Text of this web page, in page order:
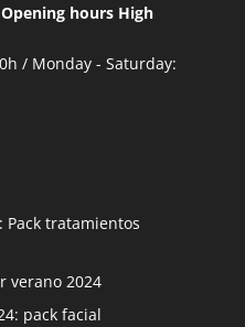
hours High
/ Monday - Saturday:
Pack tratamientos
verano 2024
pack facial